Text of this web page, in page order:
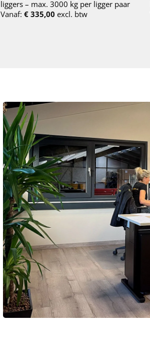
liggers – max. 3000 kg per ligger paar
Vanaf: €335,00 excl. btw